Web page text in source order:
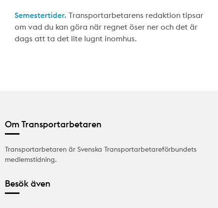
Semestertider. Transportarbetarens redaktion tipsar
om vad du kan göra när regnet öser ner och det är
dags att ta det lite lugnt inomhus.
Om Transportarbetaren
Transportarbetaren är Svenska Transportarbetareförbundets
medlemstidning.
Besök även